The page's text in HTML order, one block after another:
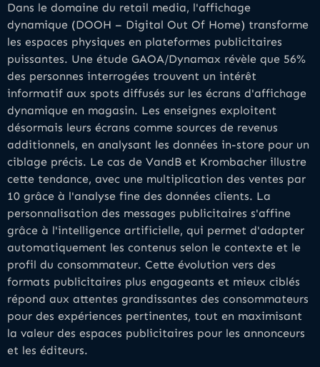
Dans le domaine du retail media, l'affichage
dynamique (DOOH – Digital Out Of Home) transforme
les espaces physiques en plateformes publicitaires
puissantes. Une étude GAOA/Dynamax révèle que 56%
des personnes interrogées trouvent un intérêt
informatif aux spots diffusés sur les écrans d'affichage
dynamique en magasin. Les enseignes exploitent
désormais leurs écrans comme sources de revenus
additionnels, en analysant les données in-store pour un
ciblage précis. Le cas de VandB et Krombacher illustre
cette tendance, avec une multiplication des ventes par
10 grâce à l'analyse fine des données clients. La
personnalisation des messages publicitaires s'affine
grâce à l'intelligence artificielle, qui permet d'adapter
automatiquement les contenus selon le contexte et le
profil du consommateur. Cette évolution vers des
formats publicitaires plus engageants et mieux ciblés
répond aux attentes grandissantes des consommateurs
pour des expériences pertinentes, tout en maximisant
la valeur des espaces publicitaires pour les annonceurs
et les éditeurs.